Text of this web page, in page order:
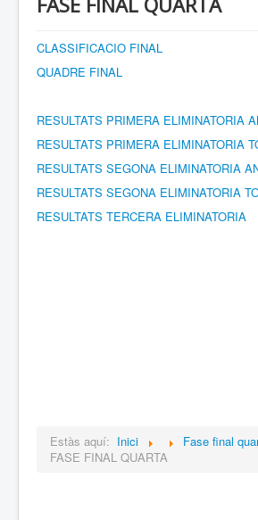
RESULTATS
RANQUINGS
CLASSIFICACIO FINAL
QUADRE FINAL
RESULTATS PRIMERA ELIMINATORIA
RESULTATS PRIMERA ELIMINATORIA
RESULTATS SEGONA ELIMINATORIA
RESULTATS SEGONA ELIMINATORIA
RESULTATS TERCERA ELIMINATORIA
Estàs aquí: Inici
Fase final
FASE FINAL QUARTA